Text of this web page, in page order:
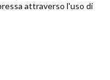
attraverso l'uso di